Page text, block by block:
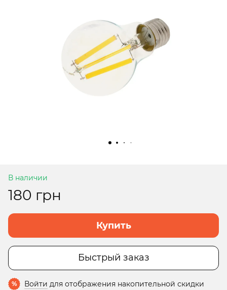
В наличии
180 грн
Купить
Быстрый заказ
% Войти для отображения накопительной скидки